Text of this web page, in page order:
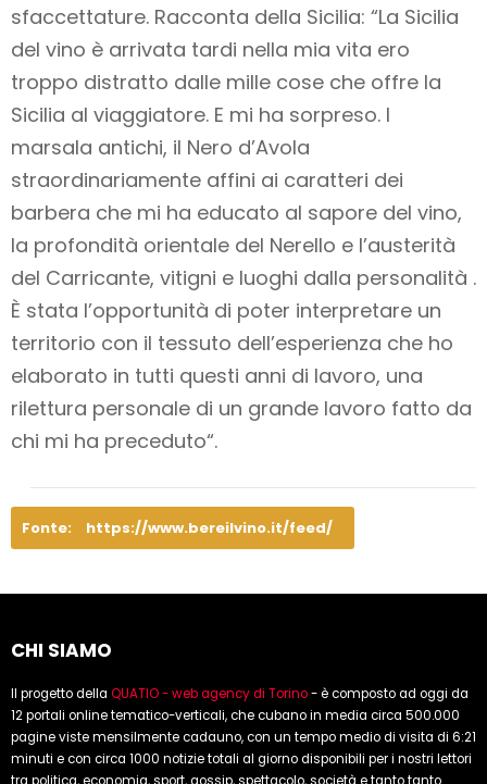
sfaccettature. Racconta della Sicilia: “La Sicilia
del vino è arrivata tardi nella mia vita ero
troppo distratto dalle mille cose che offre la
Sicilia al viaggiatore. E mi ha sorpreso. I
marsala antichi, il Nero d’Avola
straordinariamente affini ai caratteri dei
barbera che mi ha educato al sapore del vino,
la profondità orientale del Nerello e l’austerità
del Carricante, vitigni e luoghi dalla personalità .
È stata l’opportunità di poter interpretare un
territorio con il tessuto dell’esperienza che ho
elaborato in tutti questi anni di lavoro, una
rilettura personale di un grande lavoro fatto da
chi mi ha preceduto“.
Fonte: https://www.bereilvino.it/feed/
CHI SIAMO
Il progetto della QUATIO - web agency di Torino- è composto ad oggi da
12 portali online tematico-verticali, che cubano in media circa 500.000
pagine viste mensilmente cadauno, con un tempo medio di visita di 6:21
minuti e con circa 1000 notizie totali al giorno disponibili per i nostri lettori